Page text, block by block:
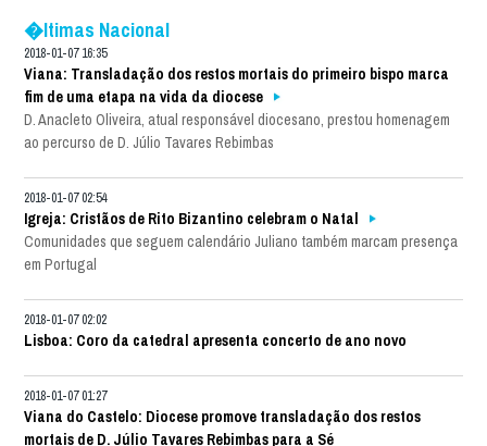
�ltimas Nacional
2018-01-07 16:35
Viana: Transladação dos restos mortais do primeiro bispo marca
fim de uma etapa na vida da diocese
D. Anacleto Oliveira, atual responsável diocesano, prestou homenagem
ao percurso de D. Júlio Tavares Rebimbas
2018-01-07 02:54
Igreja: Cristãos de Rito Bizantino celebram o Natal
Comunidades que seguem calendário Juliano também marcam presença
em Portugal
2018-01-07 02:02
Lisboa: Coro da catedral apresenta concerto de ano novo
2018-01-07 01:27
Viana do Castelo: Diocese promove transladação dos restos
mortais de D. Júlio Tavares Rebimbas para a Sé